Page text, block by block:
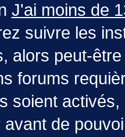
J'ai moins de
suivre les
alors peut-
forums
soient
avant de